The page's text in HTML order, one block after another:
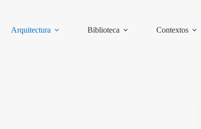
Arquitectura
Biblioteca Contextos